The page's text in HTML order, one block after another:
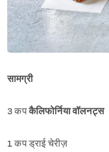
सामग्री
3 कपकैलिफोर्निया वॉलनट्स
1 कप ड्राई चेरीज़